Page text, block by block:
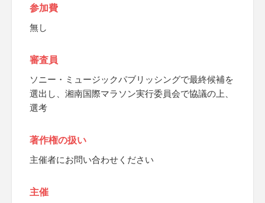
参加費
無し
審査員
ソニー・ミュージックパブリッシングで最終候補を
選出し、湘南国際マラソン実行委員会で協議の上、
選考
著作権の扱い
主催者にお問い合わせください
主催